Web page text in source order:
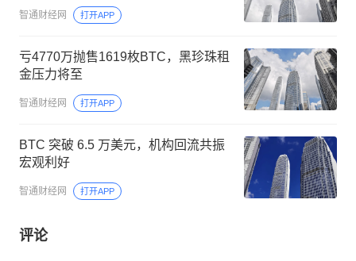
智通财经网 打开APP
亏4770万抛售1619枚BTC，黑珍珠租
金压力将至
智通财经网 打开APP
BTC 突破 6.5 万美元，机构回流共振
宏观利好
智通财经网 打开APP
评论